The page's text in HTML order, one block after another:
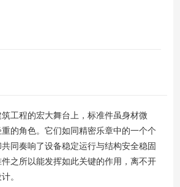
工程的宏大舞台上，标准件虽身材微
的角色。它们如同精密乐章中的一个个
同奏响了设备稳定运行与结构安全稳固
之所以能发挥如此关键的作用，离不开
。